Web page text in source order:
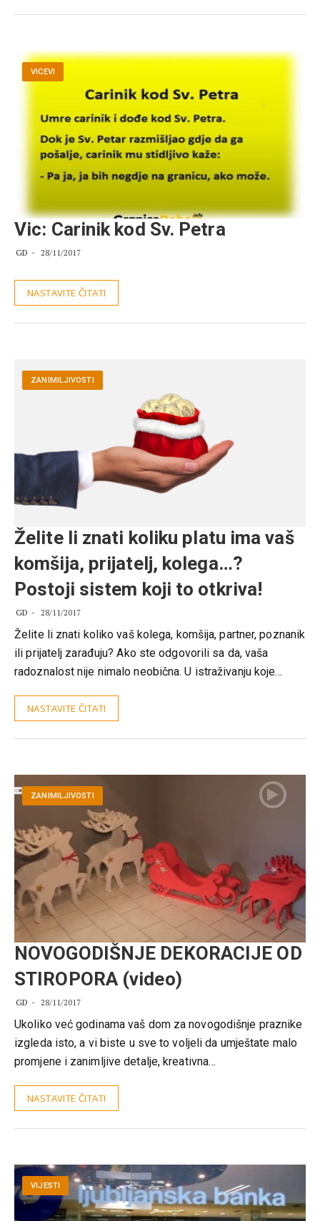
VICEVI
Vic: Carinik kod Sv. Petra
GD 28/11/2017
NASTAVITE ČITATI
ZANIMILJIVOSTI
Želite li znati koliku platu ima vaš
komšija, prijatelj, kolega…?
Postoji sistem koji to otkriva!
GD 28/11/2017
Želite li znati koliko vaš kolega, komšija, partner, poznanik
ili prijatelj zarađuju? Ako ste odgovorili sa da, vaša
radoznalost nije nimalo neobična. U istraživanju koje…
NASTAVITE ČITATI
ZANIMILJIVOSTI
NOVOGODIŠNJE DEKORACIJE OD
STIROPORA (video)
GD 28/11/2017
Ukoliko već godinama vaš dom za novogodišnje praznike
izgleda isto, a vi biste u sve to voljeli da umještate malo
promjene i zanimljive detalje, kreativna…
NASTAVITE ČITATI
VIJESTI